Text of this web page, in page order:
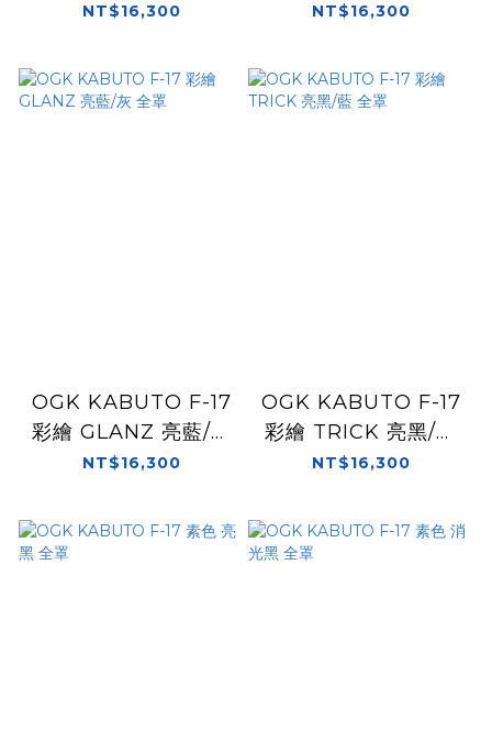
全罩
NT$16,300 全罩
NT$16,300
OGK KABUTO F-17
彩繪 GLANZ 亮藍/灰
全罩
NT$16,300
OGK KABUTO F-17
彩繪 TRICK 亮黑/藍
全罩
NT$16,300